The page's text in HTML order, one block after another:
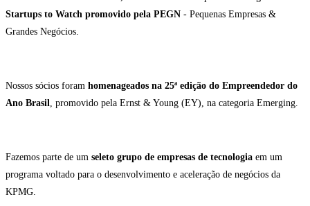
Startups to Watch promovido pela PEGN - Pequenas Empresas &
Grandes Negócios.
Nossos sócios foram homenageados na 25ª edição do Empreendedor do
Ano Brasil, promovido pela Ernst & Young (EY), na categoria Emerging.
Fazemos parte de um seleto grupo de empresas de tecnologia em um
programa voltado para o desenvolvimento e aceleração de negócios da
KPMG.